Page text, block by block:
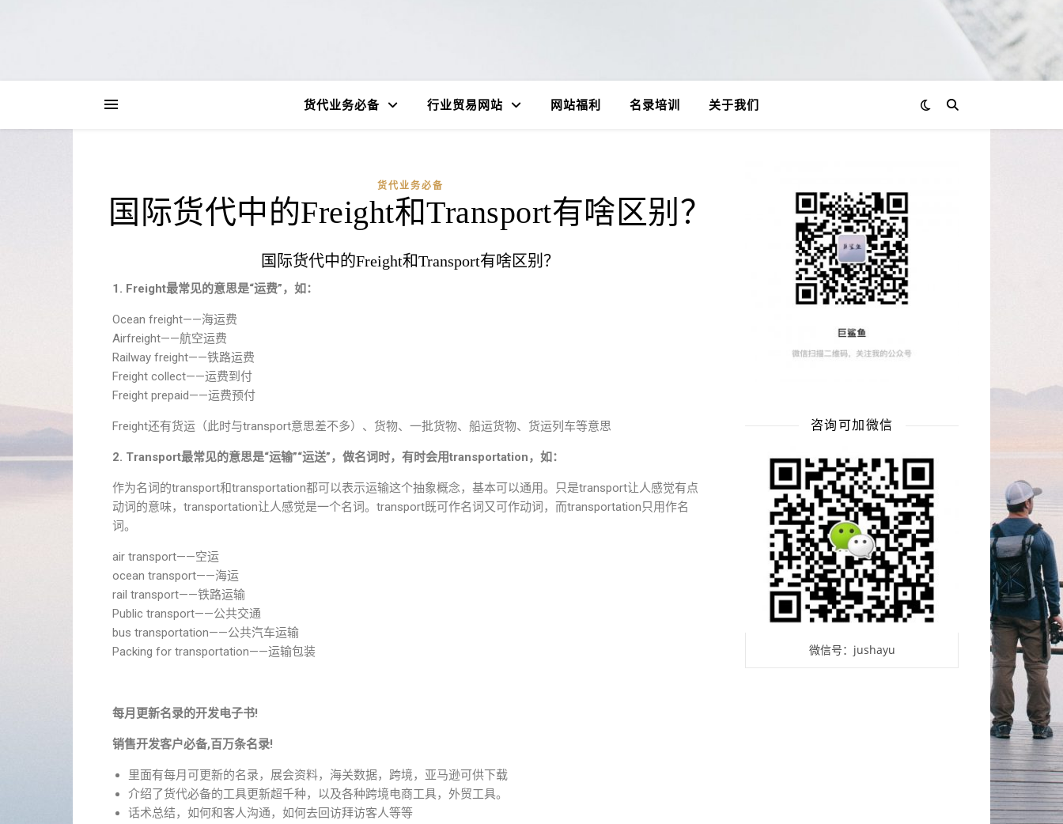
货代业务必备 行业贸易网站 网站福利 名录培训 关于我们
货代业务必备
国际货代中的Freight和Transport有啥区别？
国际货代中的Freight和Transport有啥区别？
1. Freight最常见的意思是“运费”，如：
Ocean freight——海运费
Airfreight——航空运费
Railway freight——铁路运费
Freight collect——运费到付
Freight prepaid——运费预付
Freight还有货运（此时与transport意思差不多）、货物、一批货物、船运货物、货运列车等意思
2. Transport最常见的意思是“运输”“运送”，做名词时，有时会用transportation，如：
作为名词的transport和transportation都可以表示运输这个抽象概念，基本可以通用。只是transport让人感觉有点
动词的意味，transportation让人感觉是一个名词。transport既可作名词又可作动词，而transportation只用作名
词。
air transport——空运
ocean transport——海运
rail transport——铁路运输
Public transport——公共交通
bus transportation——公共汽车运输
Packing for transportation——运输包装
每月更新名录的开发电子书!
销售开发客户必备,百万条名录!
里面有每月可更新的名录，展会资料，海关数据，跨境，亚马逊可供下载
介绍了货代必备的工具更新超千种，以及各种跨境电商工具，外贸工具。
话术总结，如何和客人沟通，如何去回访拜访客人等等
咨询可加微信
微信号：jushayu